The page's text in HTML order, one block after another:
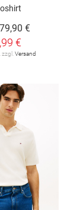
79,90 €
€
Versand